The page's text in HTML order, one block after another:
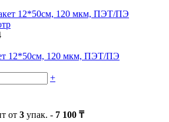
12*50см, 120 мкм, ПЭТ/ПЭ
+
от 3 упак. - 7 100 ₸